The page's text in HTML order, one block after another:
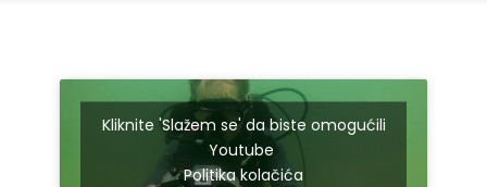
Kliknite 'Slažem se' da biste omogućili
Youtube
Politika kolačića